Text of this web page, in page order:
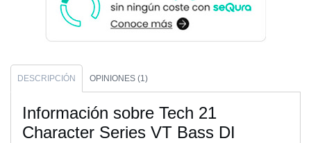
DESCRIPCIÓN OPINIONES (1)
Información sobre Tech 21
Character Series VT Bass DI